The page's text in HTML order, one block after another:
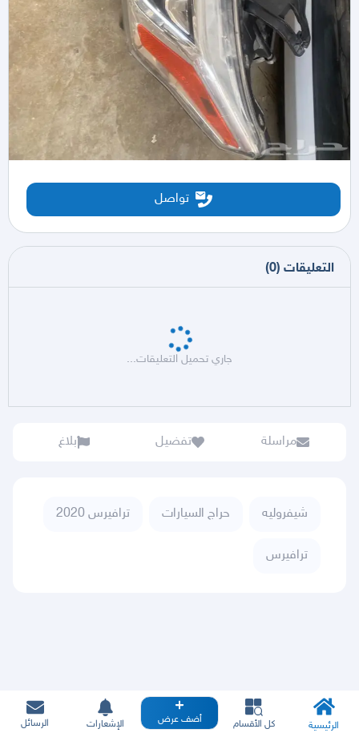
تواصل
التعليقات (
0
)
جاري تحميل التعليقات...
مراسلة تفضيل بلاغ
شيفروليه حراج السيارات ترافيرس 2020
ترافيرس
الرئيسية كل الأقسام أضف عرض الإشعارات الرسائل